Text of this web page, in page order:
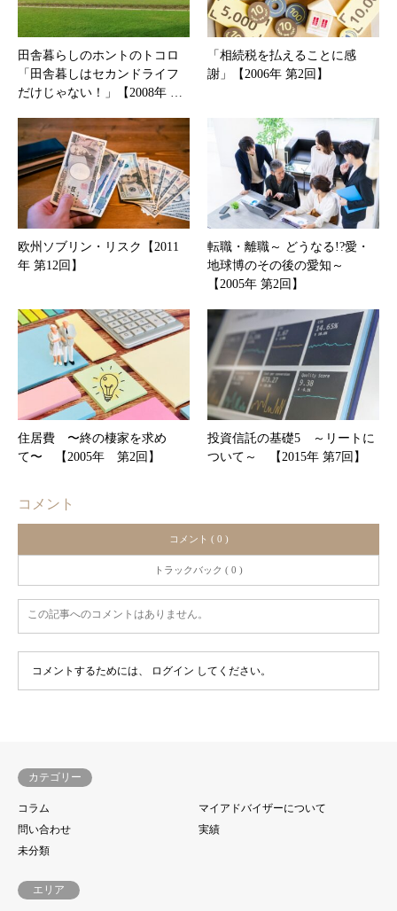
田舎暮らしのホントのトコロ
「田舎暮しはセカンドライフ
だけじゃない！」【2008年 …
「相続税を払えることに感
謝」【2006年 第2回】
欧州ソブリン・リスク【2011
年 第12回】
転職・離職～ どうなる!?愛・
地球博のその後の愛知～
【2005年 第2回】
住居費 〜終の棲家を求め
て〜 【2005年 第2回】
投資信託の基礎5 ～リートに
ついて～ 【2015年 第7回】
コメント
コメント ( 0 )
トラックバック ( 0 )
この記事へのコメントはありません。
コメントするためには、 ログイン してください。
カテゴリー
コラム
マイアドバイザーについて
問い合わせ
実績
未分類
エリア